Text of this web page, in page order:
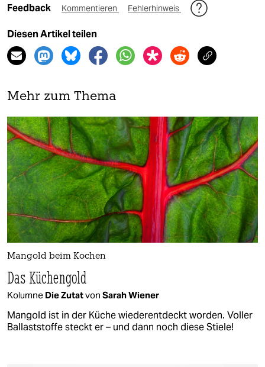
Feedback Kommentieren Fehlerhinweis
Diesen Artikel teilen
Mehr zum Thema
Mangold beim Kochen
Das Küchengold
Kolumne Die Zutatvon Sarah Wiener
Mangold ist in der Küche wiederentdeckt worden. Voller
Ballaststoffe steckt er – und dann noch diese Stiele!